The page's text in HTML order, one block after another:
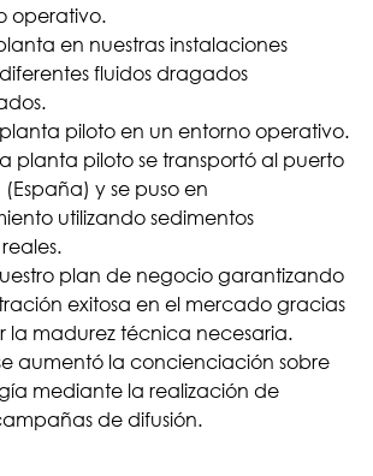
operativo.
en nuestras instalaciones
fluidos dragados
piloto en un entorno operativo.
planta piloto se transportó al puerto
y se puso en
utilizando sedimentos
plan de negocio garantizando
exitosa en el mercado gracias
la madurez técnica necesaria.
aumentó la concienciación sobre
mediante la realización de
de difusión.